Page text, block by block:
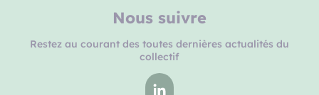
Nous suivre
Restez au courant des toutes dernières actualités du
collectif